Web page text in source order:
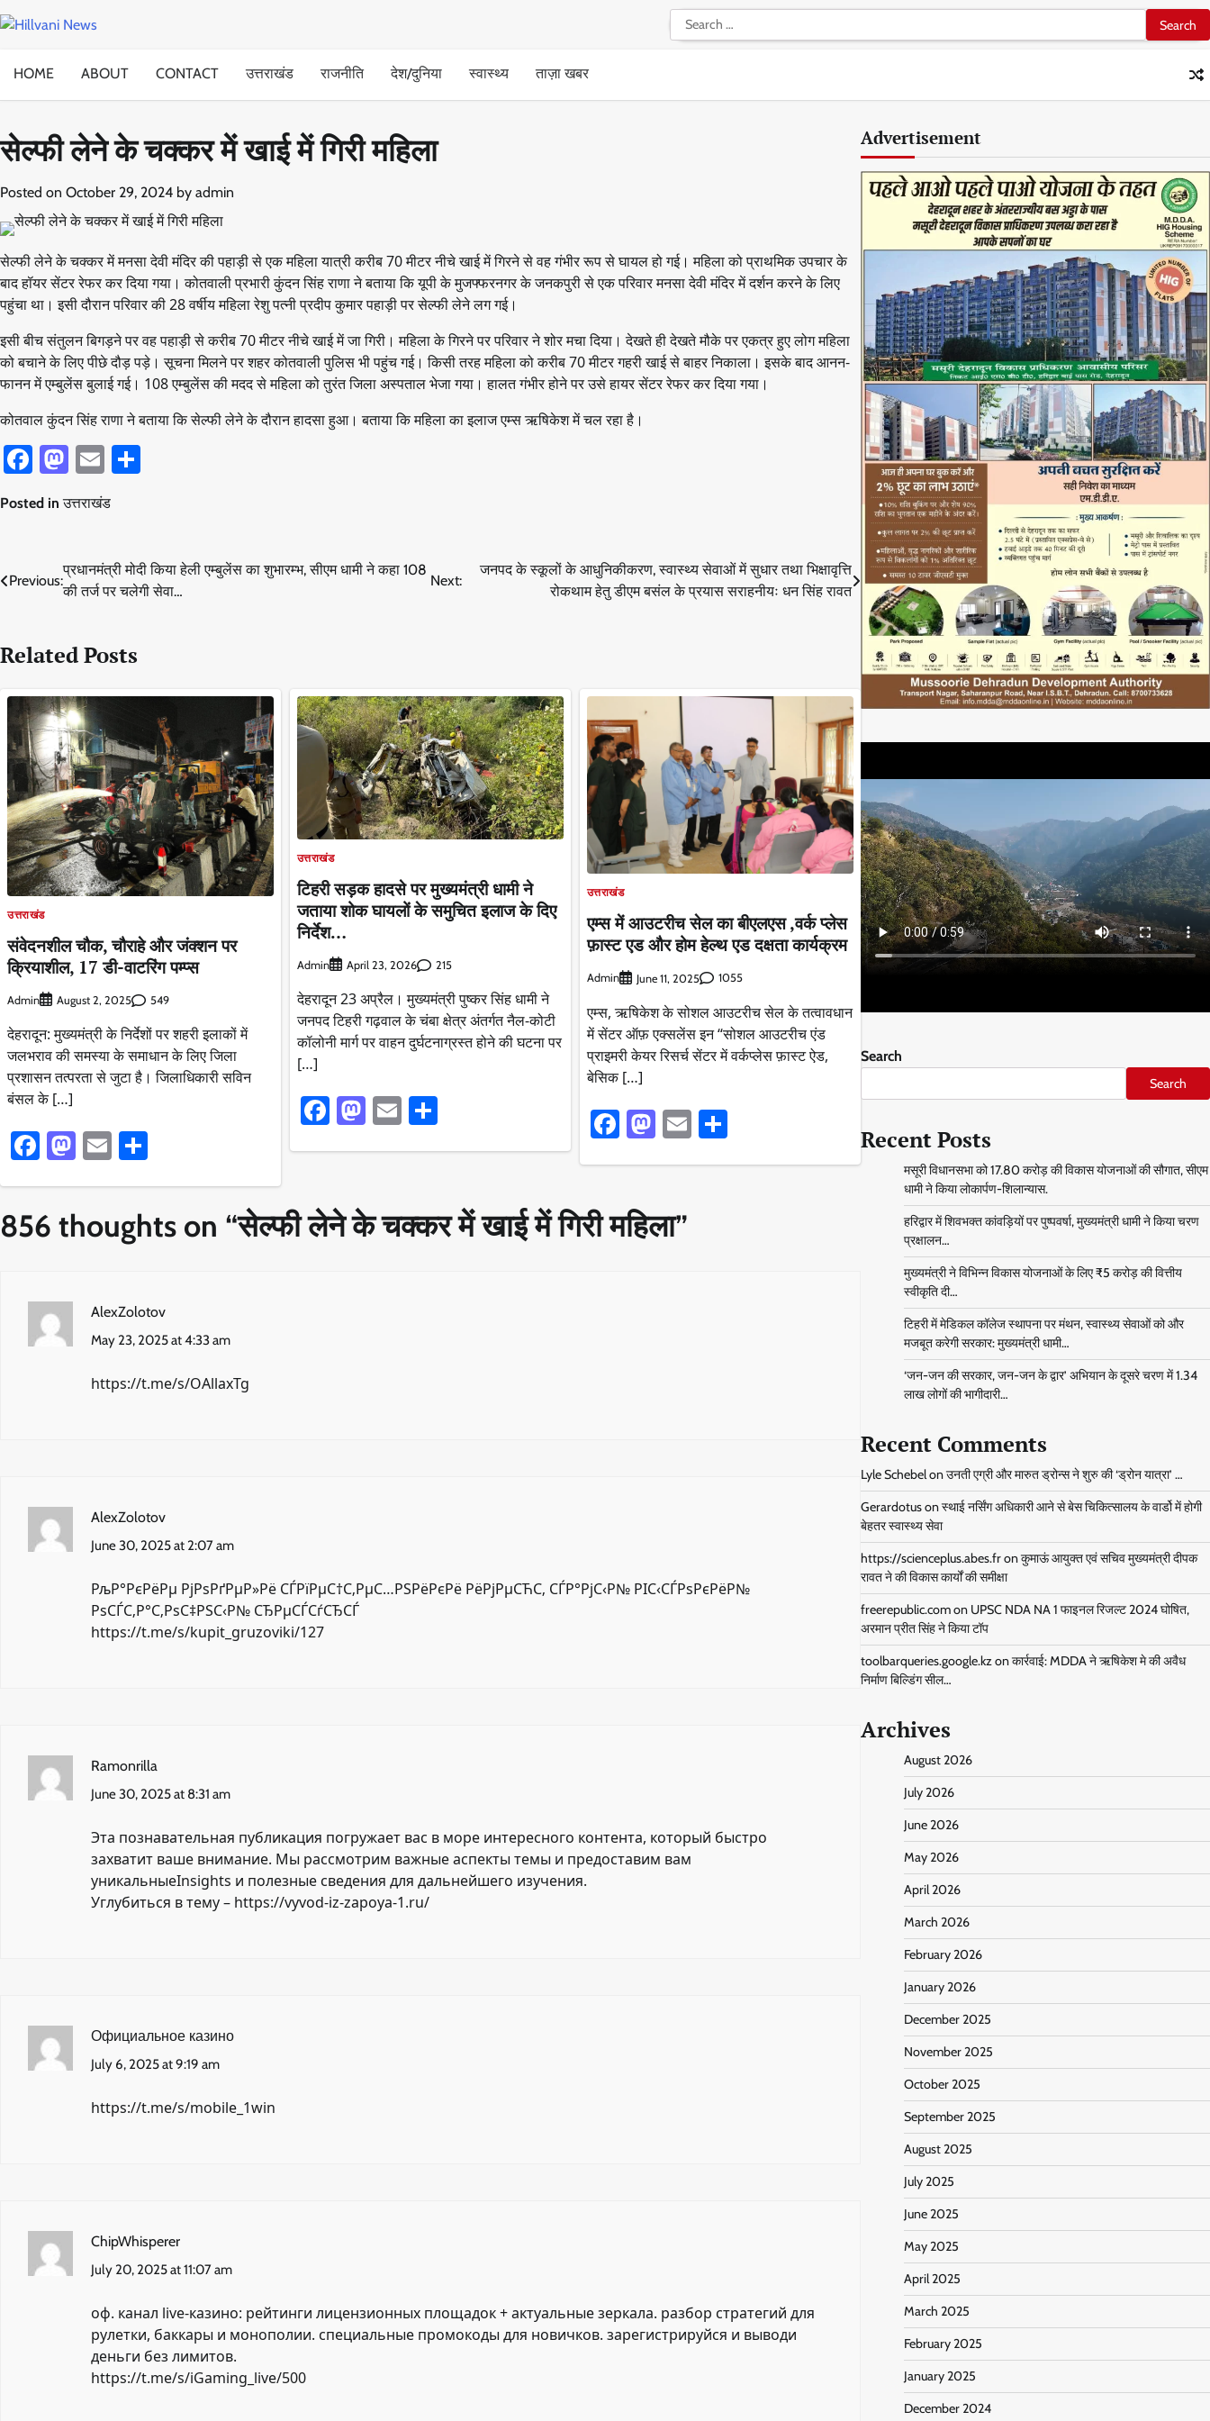
to
Search
for:
HOME
ABOUT CONTACT उत्तराखंड राजनीति देश/दुनिया स्वास्थ्य ताज़ा खबर
सेल्फी लेने के चक्कर में खाई में गिरी महिला
Posted on October 29, 2024 by admin
सेल्फी लेने के चक्कर में मनसा देवी मंदिर की पहाड़ी से एक महिला यात्री करीब 70 मीटर नीचे खाई में गिरने से वह गंभीर रूप से घायल हो गई। महिला को प्राथमिक उपचार के
बाद हॉयर सेंटर रेफर कर दिया गया। कोतवाली प्रभारी कुंदन सिंह राणा ने बताया कि यूपी के मुजफ्फरनगर के जनकपुरी से एक परिवार मनसा देवी मंदिर में दर्शन करने के लिए
पहुंचा था। इसी दौरान परिवार की 28 वर्षीय महिला रेशु पत्नी प्रदीप कुमार पहाड़ी पर सेल्फी लेने लग गई।
इसी बीच संतुलन बिगड़ने पर वह पहाड़ी से करीब 70 मीटर नीचे खाई में जा गिरी। महिला के गिरने पर परिवार ने शोर मचा दिया। देखते ही देखते मौके पर एकत्र हुए लोग महिला
को बचाने के लिए पीछे दौड़ पड़े। सूचना मिलने पर शहर कोतवाली पुलिस भी पहुंच गई। किसी तरह महिला को करीब 70 मीटर गहरी खाई से बाहर निकाला। इसके बाद आनन-
फानन में एम्बुलेंस बुलाई गई। 108 एम्बुलेंस की मदद से महिला को तुरंत जिला अस्पताल भेजा गया। हालत गंभीर होने पर उसे हायर सेंटर रेफर कर दिया गया।
कोतवाल कुंदन सिंह राणा ने बताया कि सेल्फी लेने के दौरान हादसा हुआ। बताया कि महिला का इलाज एम्स ऋषिकेश में चल रहा है।
Facebook
Mastodon
Email
Posted inउत्तराखंड
Post
Previous:
प्रधानमंत्री मोदी किया हेली एम्बुलेंस का शुभारम्भ, सीएम धामी ने कहा 108
की तर्ज पर चलेगी सेवा…
Next:
जनपद के स्कूलों के आधुनिकीकरण, स्वास्थ्य सेवाओं में सुधार तथा भिक्षावृत्ति
रोकथाम हेतु डीएम बसंल के प्रयास सराहनीयः धन सिंह रावत
Related Posts
उत्तराखंड
संवेदनशील चौक, चौराहे और जंक्शन पर
क्रियाशील, 17 डी-वाटरिंग पम्प्स
Admin August 2, 2025 549
देहरादून: मुख्यमंत्री के निर्देशों पर शहरी इलाकों में
जलभराव की समस्या के समाधान के लिए जिला
प्रशासन तत्परता से जुटा है। जिलाधिकारी सविन
बंसल के […]
Facebook
Mastodon
Email
उत्तराखंड
टिहरी सड़क हादसे पर मुख्यमंत्री धामी ने
जताया शोक घायलों के समुचित इलाज के दिए
निर्देश…
Admin April 23, 2026 215
देहरादून 23 अप्रैल। मुख्यमंत्री पुष्कर सिंह धामी ने
जनपद टिहरी गढ़वाल के चंबा क्षेत्र अंतर्गत नैल-कोटी
कॉलोनी मार्ग पर वाहन दुर्घटनाग्रस्त होने की घटना पर
[…]
Facebook
Mastodon
EmailShare
उत्तराखंड
एम्स में आउटरीच सेल का बीएलएस ,वर्क प्लेस
फ़ास्ट एड और होम हेल्थ एड दक्षता कार्यक्रम
Admin June 11, 2025 1055
एम्स, ऋषिकेश के सोशल आउटरीच सेल के तत्वावधान
में सेंटर ऑफ़ एक्सलेंस इन “सोशल आउटरीच एंड
प्राइमरी केयर रिसर्च सेंटर में वर्कप्लेस फ़ास्ट ऐड,
बेसिक […]
Facebook
Mastodon
EmailShare
856 thoughts on “सेल्फी लेने के चक्कर में खाई में गिरी महिला”
AlexZolotov
May 23, 2025 at 4:33 am
https://t.me/s/OAllaxTg
AlexZolotov
June 30, 2025 at 2:07 am
РљР°РєРёРµ РјРѕРґРµР»Рё СЃРїРµС†С‚РµС…РЅРёРєРё РёРјРµСЋС‚ СЃР°РјС‹Р№ РІС‹СЃРѕРєРёР№
РѕСЃС‚Р°С‚РѕС‡РЅС‹Р№ СЂРµСЃСѓСЂСЃ
https://t.me/s/kupit_gruzoviki/127
Ramonrilla
June 30, 2025 at 8:31 am
Эта познавательная публикация погружает вас в море интересного контента, который быстро
захватит ваше внимание. Мы рассмотрим важные аспекты темы и предоставим вам
уникальныеInsights и полезные сведения для дальнейшего изучения.
Углубиться в тему – https://vyvod-iz-zapoya-1.ru/
Официальное казино
July 6, 2025 at 9:19 am
https://t.me/s/mobile_1win
ChipWhisperer
July 20, 2025 at 11:07 am
оф. канал live-казино: рейтинги лицензионных площадок + актуальные зеркала. разбор стратегий для
рулетки, баккары и монополии. специальные промокоды для новичков. зарегистрируйся и выводи
деньги без лимитов.
https://t.me/s/iGaming_live/500
Advertisement
Search
Search
Recent Posts
मसूरी विधानसभा को 17.80 करोड़ की विकास योजनाओं की सौगात, सीएम
धामी ने किया लोकार्पण-शिलान्यास.
हरिद्वार में शिवभक्त कांवड़ियों पर पुष्पवर्षा, मुख्यमंत्री धामी ने किया चरण
प्रक्षालन…
मुख्यमंत्री ने विभिन्न विकास योजनाओं के लिए ₹5 करोड़ की वित्तीय
स्वीकृति दी…
टिहरी में मेडिकल कॉलेज स्थापना पर मंथन, स्वास्थ्य सेवाओं को और
मजबूत करेगी सरकार: मुख्यमंत्री धामी…
‘जन-जन की सरकार, जन-जन के द्वार’ अभियान के दूसरे चरण में 1.34
लाख लोगों की भागीदारी…
Recent Comments
Lyle Schebelonउनती एग्री और मारुत ड्रोन्स ने शुरु की ‘ड्रोन यात्रा’ …
Gerardotusonस्थाई नर्सिंग अधिकारी आने से बेस चिकित्सालय के वार्डो में होगी
बेहतर स्वास्थ्य सेवा
https://scienceplus.abes.fronकुमाऊं आयुक्त एवं सचिव मुख्यमंत्री दीपक
रावत ने की विकास कार्यों की समीक्षा
freerepublic.comon UPSC NDA NA 1 फाइनल रिजल्ट 2024 घोषित,
अरमान प्रीत सिंह ने किया टॉप
toolbarqueries.google.kzonकार्रवाई: MDDA ने ऋषिकेश मे की अवैध
निर्माण बिल्डिंग सील…
Archives
August 2026
July 2026
June 2026
May 2026
April 2026
March 2026
February 2026
January 2026
December 2025
November 2025
October 2025
September 2025
August 2025
July 2025
June 2025
May 2025
April 2025
March 2025
February 2025
January 2025
December 2024